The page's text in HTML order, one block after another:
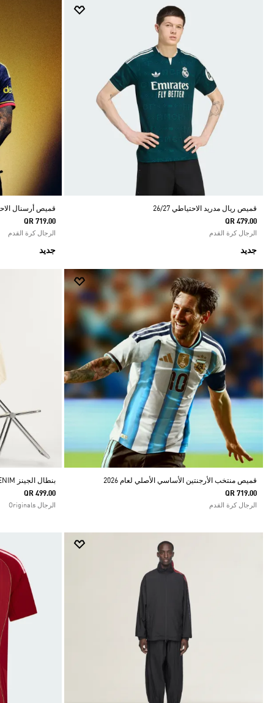
قميص ريال مدريد الاحتياطي 26/27
QR 479.00
الرجال كرة القدم
جديد
قميص أرسنال
QR 719.00
الرجال كرة القدم
جديد
قميص منتخب الأرجنتين الأساسي الأصلي لعام 2026
QR 719.00
الرجال كرة القدم
بنطال الجينز SST DENIM بقصة مستقيمة
QR 499.00
الرجال Originals